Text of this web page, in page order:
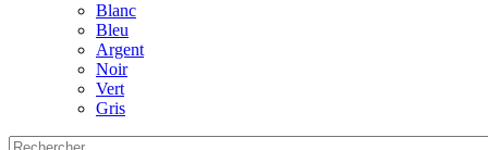
Blanc
Bleu
Argent
Noir
Vert
Gris